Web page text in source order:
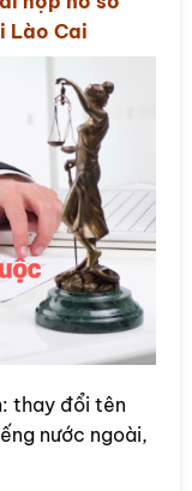
Lào Cai
thay đổi tên
nước ngoài,